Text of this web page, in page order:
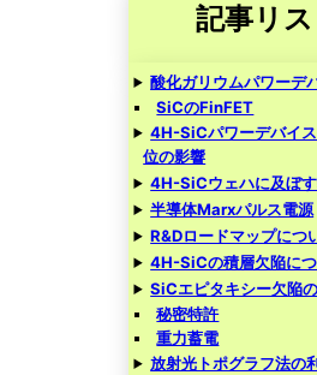
記事リス
酸化ガリウムパワーデ
SiCのFinFET
4H-SiCパワーデバイ
位の影響
4H-SiCウェハに及ぼ
半導体Marxパルス電源
R&Dロードマップにつ
4H-SiCの積層欠陥に
SiCエピタキシー欠陥
秘密特許
重力蓄電
放射光トポグラフ法の